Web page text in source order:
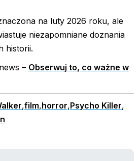
na luty 2026 roku, ale
niezapomniane doznania
historii.
– Obserwuj to, co ważne w
,film,horror,Psycho Killer,